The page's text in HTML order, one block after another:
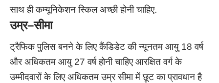
साथ ही कम्यूनिकेशन स्किल अच्छी होनी चाहिए.
उम्र–सीमा
ट्रैफिक पुलिस बनने के लिए कैंडिडेट की न्यूनतम आयु 18 वर्ष
और अधिकतम आयु 27 वर्ष होनी चाहिए आरक्षित वर्ग के
उम्मीदवारों के लिए अधिकतम उम्र सीमा में छूट का प्रावधान है